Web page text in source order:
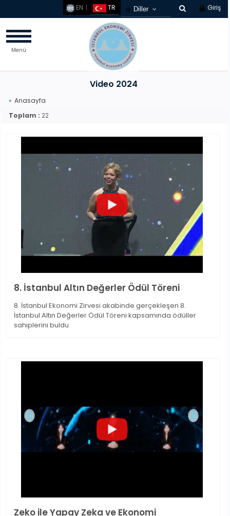
Giriş
Diller
French
Russian
EN TR
Menü
Video 2024
Anasayfa
Toplam : 22
8. İstanbul Altın Değerler Ödül Töreni
8. İstanbul Ekonomi Zirvesi akabinde gerçekleşen 8.
İstanbul Altın Değerler Ödül Töreni kapsamında ödüller
sahiplerini buldu.
Zeko ile Yapay Zeka ve Ekonomi